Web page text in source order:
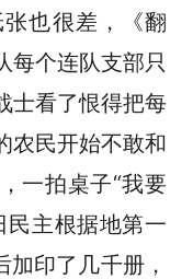
也很差，《翻
每个连队支部只
士看了恨得把每
农民开始不敢和
一拍桌子“我要
民主根据地第一
加印了几千册，